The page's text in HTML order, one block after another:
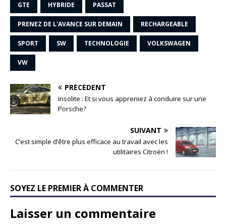
GTE HYBRIDE PASSAT
PRENEZ DE L'AVANCE SUR DEMAIN RECHARGEABLE
SPORT SW TECHNOLOGIE VOLKSWAGEN
VW
PRÉCÉDENT
Insolite : Et si vous appreniez à conduire sur une
Porsche?
SUIVANT
C’est simple d’être plus efficace au travail avec les
utilitaires Citroën !
SOYEZ LE PREMIER À COMMENTER
Laisser un commentaire